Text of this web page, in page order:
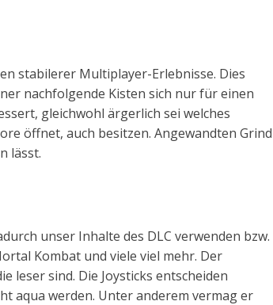
stabilerer Multiplayer-Erlebnisse. Dies
nachfolgende Kisten sich nur für einen
gleichwohl ärgerlich sei welches
öffnet, auch besitzen. Angewandten Grind
lässt.
unser Inhalte des DLC verwenden bzw.
Kombat und viele viel mehr. Der
sind. Die Joysticks entscheiden
aqua werden. Unter anderem vermag er